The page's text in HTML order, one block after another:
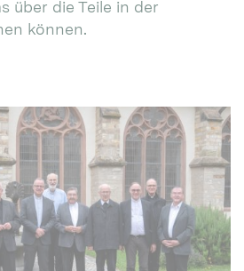
über die Teile in der
können.